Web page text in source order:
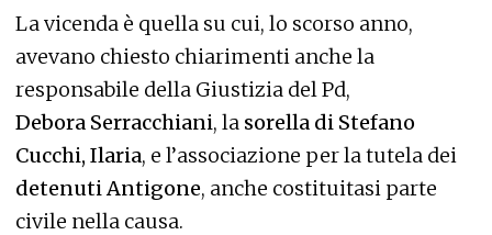
La vicenda è quella su cui, lo scorso anno,
avevano chiesto chiarimenti anche la
responsabile della Giustizia del Pd,
Debora Serracchiani, la sorella di Stefano
Cucchi, Ilaria, e l’associazione per la tutela dei
detenuti Antigone, anche costituitasi parte
civile nella causa.